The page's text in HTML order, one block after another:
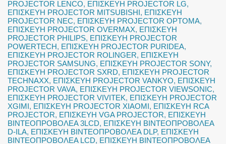
PROJECTOR LENCO, ΕΠΙΣΚΕΥΗ PROJECTOR LG,
ΕΠΙΣΚΕΥΗ PROJECTOR MITSUBISHI, ΕΠΙΣΚΕΥΗ
PROJECTOR NEC, ΕΠΙΣΚΕΥΗ PROJECTOR OPTOMA,
ΕΠΙΣΚΕΥΗ PROJECTOR OVERMAX, ΕΠΙΣΚΕΥΗ
PROJECTOR PHILIPS, ΕΠΙΣΚΕΥΗ PROJECTOR
POWERTECH, ΕΠΙΣΚΕΥΗ PROJECTOR PURIDEA,
ΕΠΙΣΚΕΥΗ PROJECTOR ROLINGER, ΕΠΙΣΚΕΥΗ
PROJECTOR SAMSUNG, ΕΠΙΣΚΕΥΗ PROJECTOR SONY,
ΕΠΙΣΚΕΥΗ PROJECTOR SXRD, ΕΠΙΣΚΕΥΗ PROJECTOR
TECHNAXX, ΕΠΙΣΚΕΥΗ PROJECTOR VANKYO, ΕΠΙΣΚΕΥΗ
PROJECTOR VAVA, ΕΠΙΣΚΕΥΗ PROJECTOR VIEWSONIC,
ΕΠΙΣΚΕΥΗ PROJECTOR VIVITEK, ΕΠΙΣΚΕΥΗ PROJECTOR
XGIMI, ΕΠΙΣΚΕΥΗ PROJECTOR XIAOMI, ΕΠΙΣΚΕΥΗ RCA
PROJECTOR, ΕΠΙΣΚΕΥΗ VGA PROJECTOR, ΕΠΙΣΚΕΥΗ
ΒΙΝΤΕΟΠΡΟΒΟΛΕΑ 3LCD, ΕΠΙΣΚΕΥΗ ΒΙΝΤΕΟΠΡΟΒΟΛΕΑ
D-ILA, ΕΠΙΣΚΕΥΗ ΒΙΝΤΕΟΠΡΟΒΟΛΕΑ DLP, ΕΠΙΣΚΕΥΗ
ΒΙΝΤΕΟΠΡΟΒΟΛΕΑ LCD, ΕΠΙΣΚΕΥΗ ΒΙΝΤΕΟΠΡΟΒΟΛΕΑ